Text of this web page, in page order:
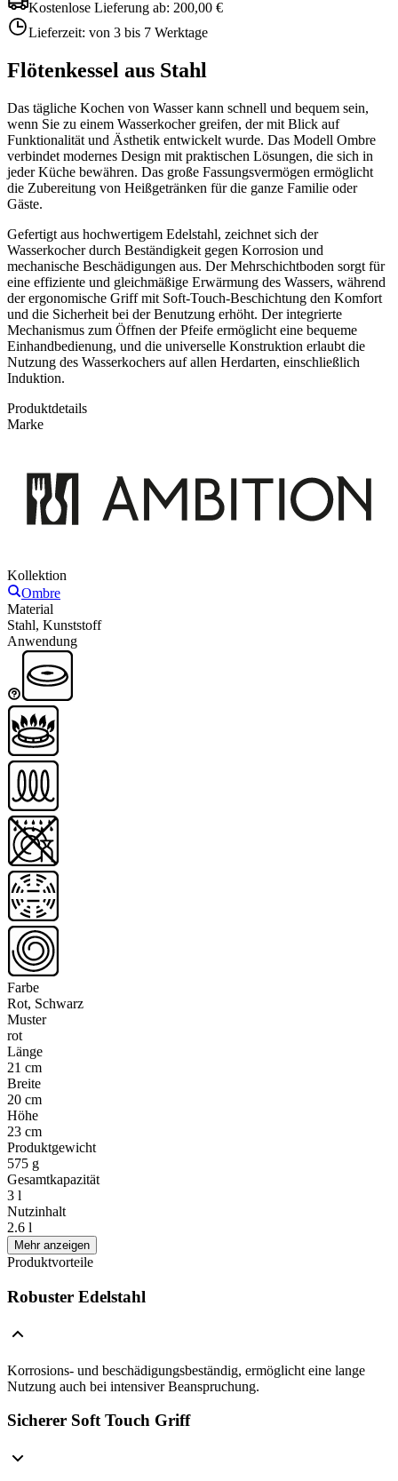
Kostenlose Lieferung ab: 200,00 €
Lieferzeit: von 3 bis 7 Werktage
Flötenkessel aus Stahl
Das tägliche Kochen von Wasser kann schnell und bequem sein,
wenn Sie zu einem Wasserkocher greifen, der mit Blick auf
Funktionalität und Ästhetik entwickelt wurde. Das Modell Ombre
verbindet modernes Design mit praktischen Lösungen, die sich in
jeder Küche bewähren. Das große Fassungsvermögen ermöglicht
die Zubereitung von Heißgetränken für die ganze Familie oder
Gäste.
Gefertigt aus hochwertigem Edelstahl, zeichnet sich der
Wasserkocher durch Beständigkeit gegen Korrosion und
mechanische Beschädigungen aus. Der Mehrschichtboden sorgt für
eine effiziente und gleichmäßige Erwärmung des Wassers, während
der ergonomische Griff mit Soft-Touch-Beschichtung den Komfort
und die Sicherheit bei der Benutzung erhöht. Der integrierte
Mechanismus zum Öffnen der Pfeife ermöglicht eine bequeme
Einhandbedienung, und die universelle Konstruktion erlaubt die
Nutzung des Wasserkochers auf allen Herdarten, einschließlich
Induktion.
Produktdetails
Marke
Kollektion
Ombre
Material
Stahl, Kunststoff
Anwendung
Farbe
Rot, Schwarz
Muster
rot
Länge
21 cm
Breite
20 cm
Höhe
23 cm
Produktgewicht
575 g
Gesamtkapazität
3 l
Nutzinhalt
2.6 l
Mehr anzeigen
Produktvorteile
Robuster Edelstahl
Korrosions- und beschädigungsbeständig, ermöglicht eine lange
Nutzung auch bei intensiver Beanspruchung.
Sicherer Soft Touch Griff